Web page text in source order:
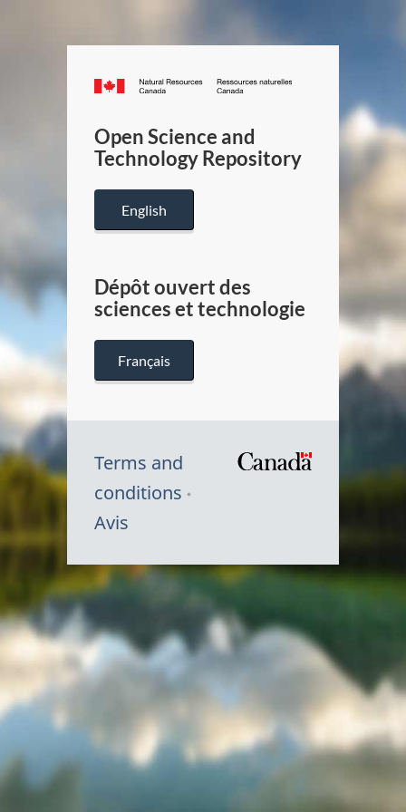
Canada.ca
/
Canada
Open Science and
Technology Repository
English
Dépôt ouvert des
sciences et technologie
Français
Terms and
conditions
Avis
Symbole
du